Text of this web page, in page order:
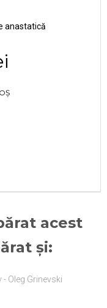
anastatică
acest
și: